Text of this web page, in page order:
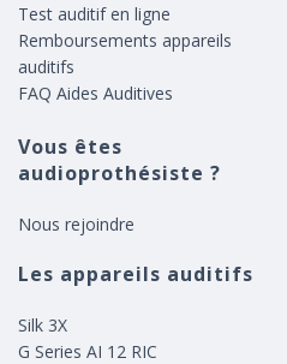
Test auditif en ligne
Remboursements appareils
auditifs
FAQ Aides Auditives
Vous êtes
audioprothésiste ?
Nous rejoindre
Les appareils auditifs
Silk 3X
G Series AI 12 RIC